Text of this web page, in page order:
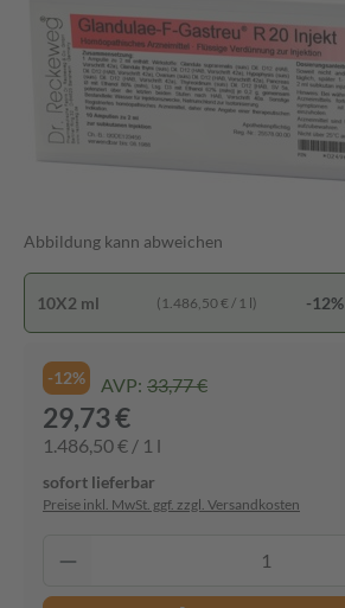
Abbildung kann abweichen
10X2 ml (1.486,50 € / 1 l) -12%
-12% AVP: 33,77 €
29,73 €
1.486,50 € / 1 l
sofort lieferbar
Preise inkl. MwSt. ggf. zzgl. Versandkosten